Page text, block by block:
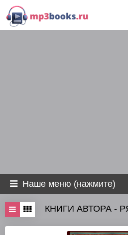
Наше меню (нажмите)
КНИГИ АВТОРА -